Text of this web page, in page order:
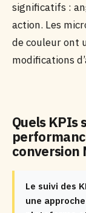
significatifs :
action. Les
de couleur ont
modifications
Quels KPIs
conversion
Le suivi des
une